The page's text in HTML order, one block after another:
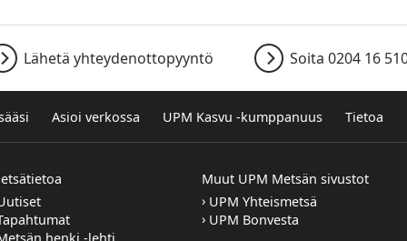
Lähetä yhteydenottopyyntö Soita 0204 16
Asioi verkossa UPM Kasvu -kumppanuus Tietoa
Muut UPM Metsän sivustot
UPM Yhteismetsä
UPM Bonvesta